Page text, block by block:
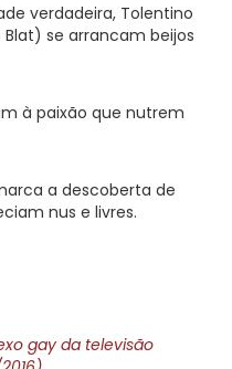
verdadeira, Tolentino
se arrancam beijos
à paixão que nutrem
a descoberta de
nus e livres.
gay da televisão